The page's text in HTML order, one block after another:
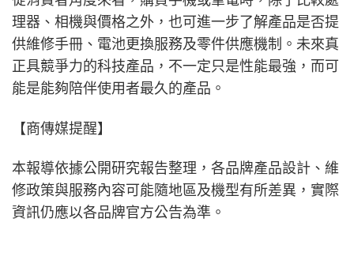
理器、相機與價格之外，也可進一步了解產品是否提
供維修手冊、電池更換服務及零件供應機制。未來真
正具競爭力的科技產品，不一定只是性能最強，而可
能是能夠陪伴使用者最久的產品。
【商傳媒提醒】
本報導依據公開研究報告整理，各品牌產品設計、維
修政策與服務內容可能隨地區及機型有所差異，實際
資訊仍應以各品牌官方公告為準。